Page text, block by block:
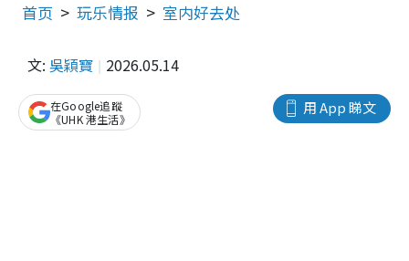
首页 玩乐情报 室内好去处
文: 吳穎寶 2026.05.14
用 App 睇文
在Google追蹤
《UHK 港生活》